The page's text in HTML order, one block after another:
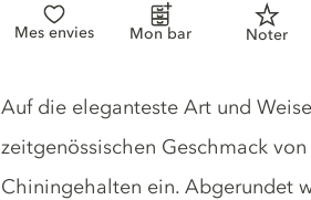
Mes envies Mon bar Noter
Tonic description
Auf die eleganteste Art und
zeitgenössischen Geschmack
Chiningehalten ein. Abgerundet